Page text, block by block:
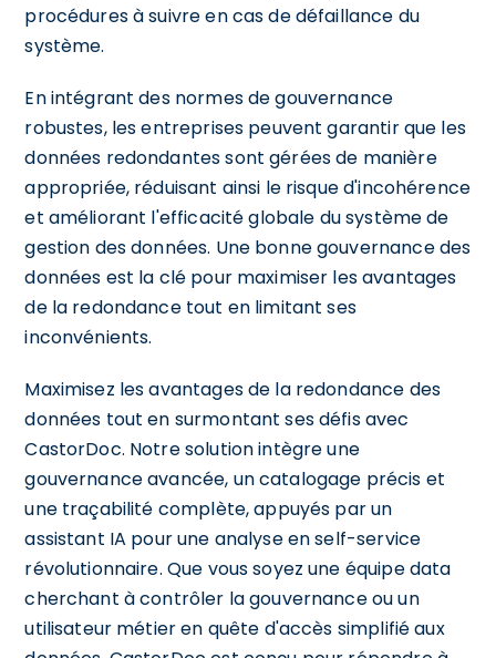
procédures à suivre en cas de défaillance du
système.
En intégrant des normes de gouvernance
robustes, les entreprises peuvent garantir que les
données redondantes sont gérées de manière
appropriée, réduisant ainsi le risque d'incohérence
et améliorant l'efficacité globale du système de
gestion des données. Une bonne gouvernance des
données est la clé pour maximiser les avantages
de la redondance tout en limitant ses
inconvénients.
Maximisez les avantages de la redondance des
données tout en surmontant ses défis avec
CastorDoc. Notre solution intègre une
gouvernance avancée, un catalogage précis et
une traçabilité complète, appuyés par un
assistant IA pour une analyse en self-service
révolutionnaire. Que vous soyez une équipe data
cherchant à contrôler la gouvernance ou un
utilisateur métier en quête d'accès simplifié aux